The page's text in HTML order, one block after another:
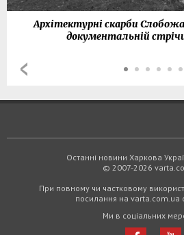
Архітектурні скарби
документальній
Останні новини Харкова
© 2007-2026
При повному чи частковому
посилання на varta.com.ua
Ми в соціальних